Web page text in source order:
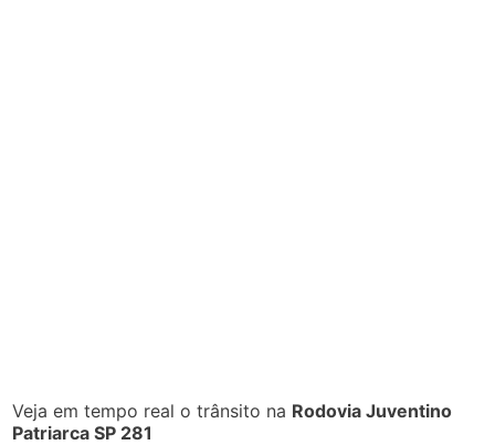
Veja em tempo real o trânsito na Rodovia Juventino
Patriarca SP 281